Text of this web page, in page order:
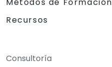
Métodos de Formación
Recursos
Consultoría